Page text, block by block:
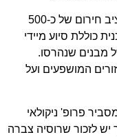
הממשלה הרוסית הודיעה על הקצאת תקציב חירום של כ-500
כוללת סיוע מיידי
מבנים שנהרסו.
המושפעים ועל
פרופ' ניקולאי
לזכור שרוסיה צברה